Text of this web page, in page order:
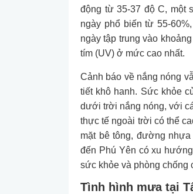
động từ 35-37 độ C, một
ngày phổ biến từ 55-
ngày tập trung vào
tím (UV) ở mức cao nhất.
Cảnh báo về nắng nóng
tiết khô hanh. Sức khỏe
dưới trời nắng nóng, với
thực tế ngoài trời có thể
mặt bê tông, đường
đến Phú Yên có xu
sức khỏe và phòng chống
Tình hình mưa tại